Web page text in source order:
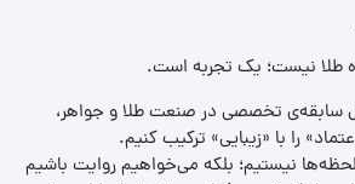
طلا نیست؛ یک تجربه‌ است.
پیش، با ۱۴ سال سابقه‌ی تخصصی در صنعت طلا و جواهر،
را با «زیبایی» ترکیب کنیم.
نیستیم؛ بلکه می‌خواهیم روایت باشیم